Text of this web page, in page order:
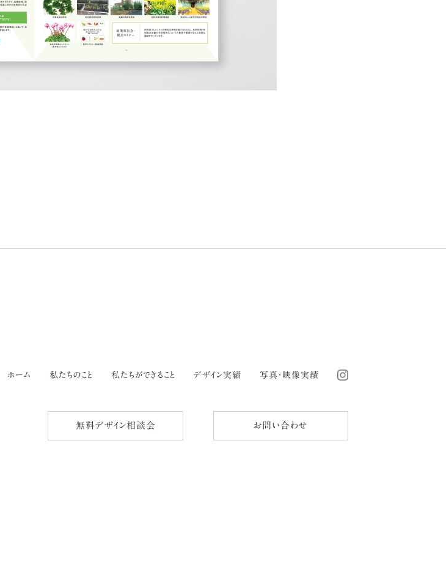
ホーム 私たちのこと 私たちができること デザイン実績 写真・映像実績
無料デザイン相談会 お問い合わせ